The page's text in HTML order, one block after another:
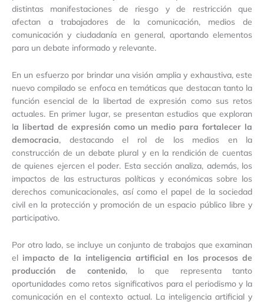
distintas manifestaciones de riesgo y de restricción que
afectan a trabajadores de la comunicación, medios de
comunicación y ciudadanía en general, aportando elementos
para un debate informado y relevante.
En un esfuerzo por brindar una visión amplia y exhaustiva, este
nuevo compilado se enfoca en temáticas que destacan tanto la
función esencial de la libertad de expresión como sus retos
actuales. En primer lugar, se presentan estudios que exploran
la libertad de expresión como un medio para fortalecer la
democracia, destacando el rol de los medios en la
construcción de un debate plural y en la rendición de cuentas
de quienes ejercen el poder. Esta sección analiza, además, los
impactos de las estructuras políticas y económicas sobre los
derechos comunicacionales, así como el papel de la sociedad
civil en la protección y promoción de un espacio público libre y
participativo.
Por otro lado, se incluye un conjunto de trabajos que examinan
el impacto de la inteligencia artificial en los procesos de
producción de contenido, lo que representa tanto
oportunidades como retos significativos para el periodismo y la
comunicación en el contexto actual. La inteligencia artificial y